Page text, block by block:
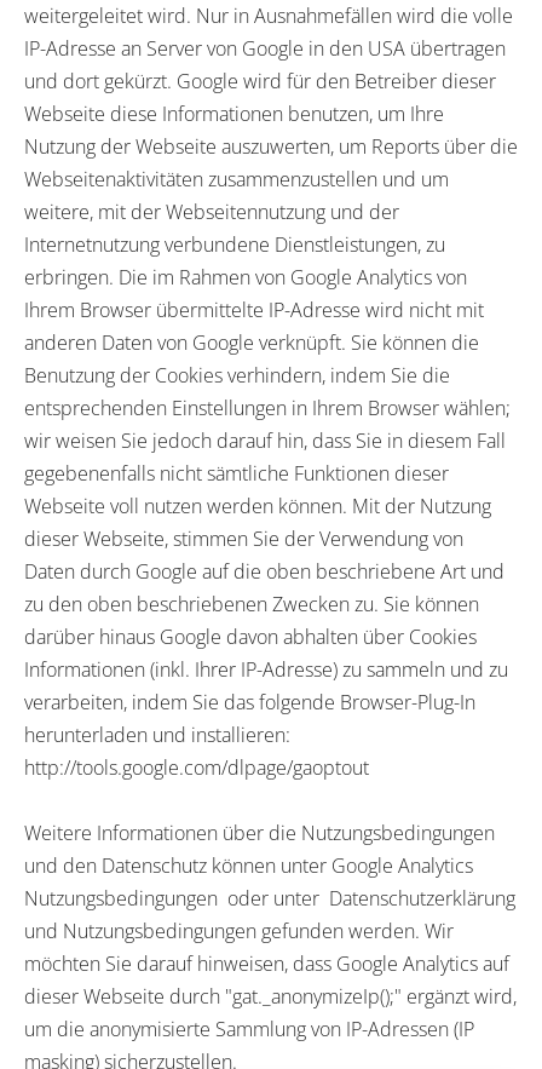
weitergeleitet wird. Nur in Ausnahmefällen wird die volle
IP-Adresse an Server von Google in den USA übertragen
und dort gekürzt. Google wird für den Betreiber dieser
Webseite diese Informationen benutzen, um Ihre
Nutzung der Webseite auszuwerten, um Reports über die
Webseitenaktivitäten zusammenzustellen und um
weitere, mit der Webseitennutzung und der
Internetnutzung verbundene Dienstleistungen, zu
erbringen. Die im Rahmen von Google Analytics von
Ihrem Browser übermittelte IP-Adresse wird nicht mit
anderen Daten von Google verknüpft. Sie können die
Benutzung der Cookies verhindern, indem Sie die
entsprechenden Einstellungen in Ihrem Browser wählen;
wir weisen Sie jedoch darauf hin, dass Sie in diesem Fall
gegebenenfalls nicht sämtliche Funktionen dieser
Webseite voll nutzen werden können. Mit der Nutzung
dieser Webseite, stimmen Sie der Verwendung von
Daten durch Google auf die oben beschriebene Art und
zu den oben beschriebenen Zwecken zu. Sie können
darüber hinaus Google davon abhalten über Cookies
Informationen (inkl. Ihrer IP-Adresse) zu sammeln und zu
verarbeiten, indem Sie das folgende Browser-Plug-In
herunterladen und installieren:
http://tools.google.com/dlpage/gaoptout
Weitere Informationen über die Nutzungsbedingungen
und den Datenschutz können unter Google Analytics
Nutzungsbedingungen oder unter Datenschutzerklärung
und Nutzungsbedingungen gefunden werden. Wir
möchten Sie darauf hinweisen, dass Google Analytics auf
dieser Webseite durch "gat._anonymizeIp();" ergänzt wird,
um die anonymisierte Sammlung von IP-Adressen (IP
masking) sicherzustellen.